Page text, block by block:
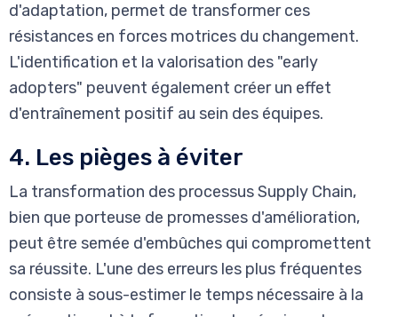
d'adaptation, permet de transformer ces
résistances en forces motrices du changement.
L'identification et la valorisation des "early
adopters" peuvent également créer un effet
d'entraînement positif au sein des équipes.
4. Les pièges à éviter
La transformation des processus Supply Chain,
bien que porteuse de promesses d'amélioration,
peut être semée d'embûches qui compromettent
sa réussite. L'une des erreurs les plus fréquentes
consiste à sous-estimer le temps nécessaire à la